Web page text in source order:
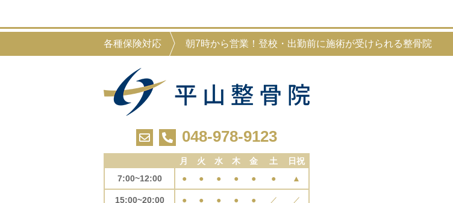
各種保険対応 朝7時から営業！登校・出勤前に施術が受けられる整骨院
048-978-9123
月 火 水 木 金 土
日祝
7:00~12:00
● ● ● ● ● ● ▲
15:00~20:00 ● ● ● ● ● ／ ／